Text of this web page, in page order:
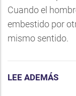
Cuando el
embestido por
mismo sentido.
LEE ADEMÁS